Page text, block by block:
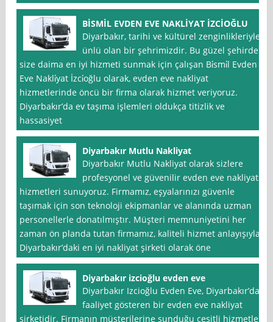
BİSMİL EVDEN EVE NAKLİYAT İZCİOĞLU
Diyarbakır, tarihi ve kültürel zenginlikleriyle
ünlü olan bir şehrimizdir. Bu güzel şehirde
size daima en iyi hizmeti sunmak için çalışan Bi̇smi̇l Evden
Eve Nakli̇yat İzci̇oğlu olarak, evden eve nakliyat
hizmetlerinde öncü bir firma olarak hizmet veriyoruz.
Diyarbakır’da ev taşıma işlemleri oldukça titizlik ve
hassasiyet
Diyarbakır Mutlu Nakliyat
Diyarbakır Mutlu Nakliyat olarak sizlere
profesyonel ve güvenilir evden eve nakliyat
hizmetleri sunuyoruz. Firmamız, eşyalarınızı güvenle
taşımak için son teknoloji ekipmanlar ve alanında uzman
personellerle donatılmıştır. Müşteri memnuniyetini her
zaman ön planda tutan firmamız, kaliteli hizmet anlayışıyla
Diyarbakır’daki en iyi nakliyat şirketi olarak öne
Diyarbakır izcioğlu evden eve
Diyarbakır Izcioğlu Evden Eve, Diyarbakır’da
faaliyet gösteren bir evden eve nakliyat
şirketidir. Firmanın müşterilerine sunduğu çeşitli hizmetler